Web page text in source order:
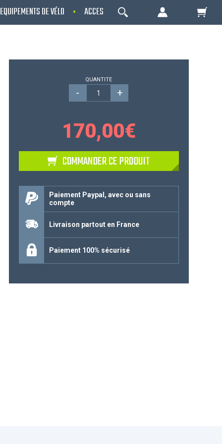
EQUIPEMENTS DE VÉLO ACCESSOIRES NOS PROMOS
OK
lui un but ! C'est un lieu temporaire où est
Continuer mes achats
QUANTITE
- +
170,00€
COMMANDER CE PRODUIT
Paiement Paypal, avec ou sans
compte
Livraison partout en France
Paiement 100% sécurisé